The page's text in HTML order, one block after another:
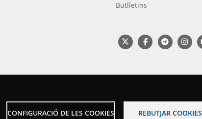
Butlletins
CONFIGURACIÓ DE LES COOKIES REBUTJAR COOKIES